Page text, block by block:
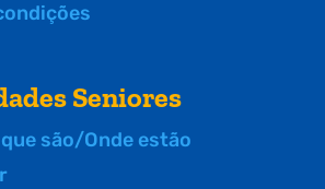
Seniores
são/Onde estão